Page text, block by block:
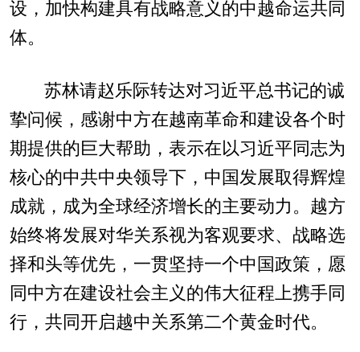
设，加快构建具有战略意义的中越命运共同
体。
苏林请赵乐际转达对习近平总书记的诚
挚问候，感谢中方在越南革命和建设各个时
期提供的巨大帮助，表示在以习近平同志为
核心的中共中央领导下，中国发展取得辉煌
成就，成为全球经济增长的主要动力。越方
始终将发展对华关系视为客观要求、战略选
择和头等优先，一贯坚持一个中国政策，愿
同中方在建设社会主义的伟大征程上携手同
行，共同开启越中关系第二个黄金时代。